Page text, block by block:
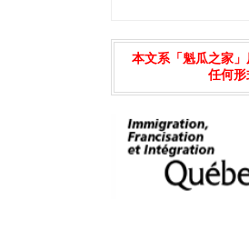
本文系「魁瓜之家
任何形